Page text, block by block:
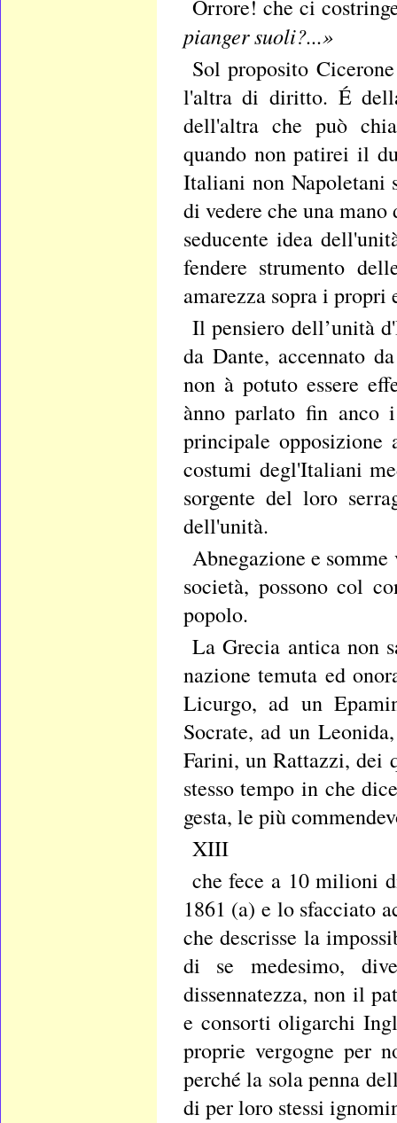
Orrore! che ci
pianger suoli?...»
Sol proposito
l'altra di diritto. É
dell'altra che può
quando non patirei il
Italiani non Napoletani
di vedere che una
seducente idea
fendere strumento
amarezza sopra i propri
Il pensiero dell’unità
da Dante, accennato
non à potuto essere
ànno parlato fin
principale
costumi degl'Italiani
sorgente del loro
dell'unità.
Abnegazione e
società, possono col
popolo.
La Grecia antica non
nazione temuta ed
Licurgo, ad un
Socrate, ad un
Farini, un Rattazzi, dei
stesso tempo in che
gesta, le più
XIII
che fece a 10 milioni
1861 (a) e lo sfacciato
che descrisse la
di se medesimo,
dissennatezza, non il
e consorti oligarchi
proprie vergogne per
perché la sola penna
di per loro stessi